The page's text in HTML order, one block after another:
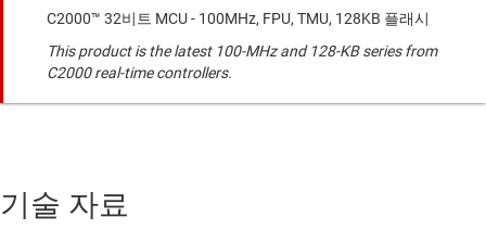
C2000™ 32비트 MCU - 100MHz, FPU, TMU, 128KB 플래시
This product is the latest 100-MHz and 128-KB series from
C2000 real-time controllers.
기술 자료